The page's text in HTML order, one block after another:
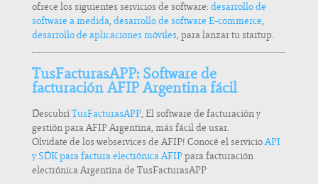
ofrece los siguientes servicios de software: desarrollo de
software a medida, desarrollo de software E-commerce,
desarrollo de aplicaciones móviles, para lanzar tu startup.
TusFacturasAPP: Software de
facturación AFIP Argentina fácil
DescubríTusFacturasAPP, El software de facturación y
gestión para AFIP Argentina, más fácil de usar.
Olvidate de los webservices de AFIP! Conocé el servicioAPI
y SDK para factura electrónica AFIPpara facturación
electrónica Argentina de TusFacturasAPP